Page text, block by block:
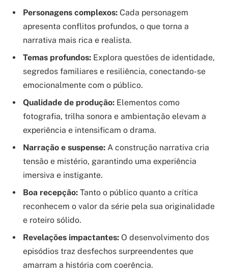
Personagens complexos: Cada personagem
apresenta conflitos profundos, o que torna a
narrativa mais rica e realista.
Temas profundos: Explora questões de identidade,
segredos familiares e resiliência, conectando-se
emocionalmente com o público.
Qualidade de produção: Elementos como
fotografia, trilha sonora e ambientação elevam a
experiência e intensificam o drama.
Narração e suspense: A construção narrativa cria
tensão e mistério, garantindo uma experiência
imersiva e instigante.
Boa recepção: Tanto o público quanto a crítica
reconhecem o valor da série pela sua originalidade
e roteiro sólido.
Revelações impactantes: O desenvolvimento dos
episódios traz desfechos surpreendentes que
amarram a história com coerência.